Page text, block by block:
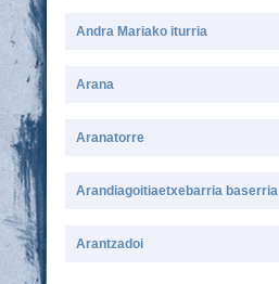
Andra Mariako iturria
Arana
Aranatorre
Arandiagoitiaetxebarria baserria
Arantzadoi